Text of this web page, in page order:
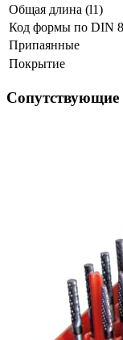
Общая длина (l1)
Код формы по DIN
Припаянные
Покрытие